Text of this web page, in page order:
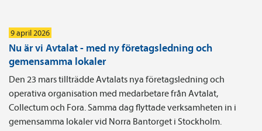
9 april 2026
Nu är vi Avtalat - med ny företagsledning och
gemensamma lokaler
Den 23 mars tillträdde Avtalats nya företagsledning och
operativa organisation med medarbetare från Avtalat,
Collectum och Fora. Samma dag flyttade verksamheten in i
gemensamma lokaler vid Norra Bantorget i Stockholm.